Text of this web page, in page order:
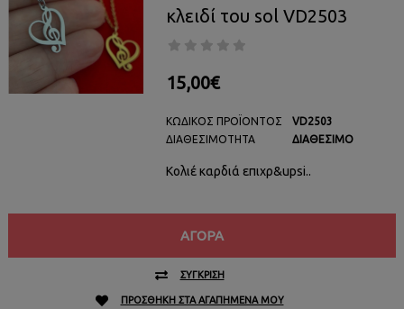
κλειδί του sol VD2503
15,00€
ΚΩΔΙΚΌΣ ΠΡΟΪΌΝΤΟΣ
ΔΙΑΘΕΣΙΜΌΤΗΤΑ
VD2503
ΔΙΑΘΈΣΙΜΟ
Κολιέ καρδιά επιχρ&upsi..
ΑΓΟΡΆ
ΣΎΓΚΡΙΣΗ
ΠΡΟΣΘΉΚΗ ΣΤΑ ΑΓΑΠΗΜΈΝΑ ΜΟΥ